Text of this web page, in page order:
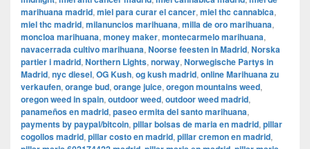
marihuana madrid, miel para curar el cancer, miel thc cannabica,
miel thc madrid, milanuncios marihuana, milla de oro marihuana,
moncloa marihuana, money maker, montecarmelo marihuana,
navacerrada cultivo marihuana, Noorse feesten in Madrid, Norska
partier i madrid, Northern Lights, norway, Norwegische Partys in
Madrid, nyc diesel, OG Kush, og kush madrid, online Marihuana zu
verkaufen, orange bud, orange juice, oregon mountains weed,
oregon weed in spain, outdoor weed, outdoor weed madrid,
panameños en madrid, paseo ermita del santo marihuana,
payments by paypal/bitcoin, pillar bolsas de maria en madrid, pillar
cogollos madrid, pillar costo en madrid, pillar cremon en madrid,